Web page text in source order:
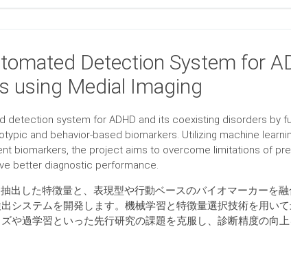
Detection System for
using Medial Imaging
detection system for ADHD and its coexisting disorders by
and behavior-based biomarkers. Utilizing machine
biomarkers, the project aims to overcome limitations of
better diagnostic performance.
出した特徴量と、表現型や行動ベースのバイオマーカーを
システムを開発します。機械学習と特徴量選択技術を用い
や過学習といった先行研究の課題を克服し、診断精度の向上